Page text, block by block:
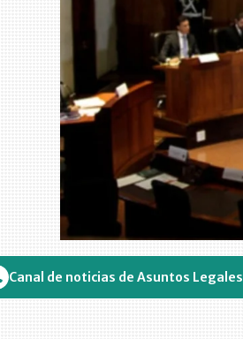
Canal de noticias de Asuntos Legales